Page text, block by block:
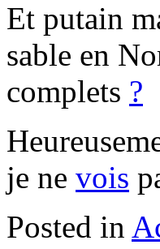
Et putain
sable en
complets ?
je ne vois
Posted in